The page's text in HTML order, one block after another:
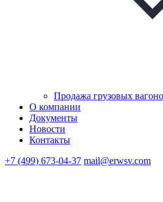
Продажа грузовых
О компании
Документы
Новости
Контакты
+7 (499) 673-04-37 mail@erwsv.com